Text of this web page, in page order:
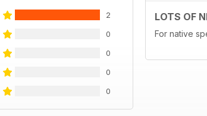
2
0
0
0
0
LOTS OF
For native